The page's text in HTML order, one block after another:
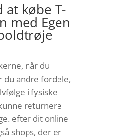
at købe T-
med Egen
når du
du andre fordele,
i fysiske
returnere
efter dit online
shops, der er